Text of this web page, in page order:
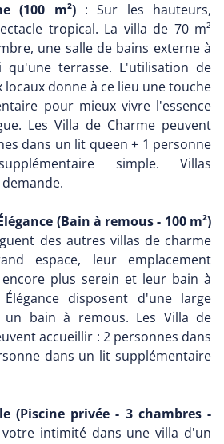
(100 m²): Sur les hauteurs,
tropical. La villa de 70 m²
une salle de bains externe à
qu'une terrasse. L'utilisation de
donne à ce lieu une touche
pour mieux vivre l'essence
Les Villa de Charme peuvent
dans un lit queen + 1 personne
simple. Villas
(Bain à remous - 100 m²)
des autres villas de charme
espace, leur emplacement
plus serein et leur bain à
disposent d'une large
bain à remous. Les Villa de
accueillir : 2 personnes dans
dans un lit supplémentaire
(Piscine privée - 3 chambres -
votre intimité dans une villa d'un